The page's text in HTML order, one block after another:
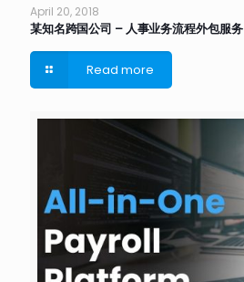
April 20, 2018
某知名跨国公司 – 人事业务流程外包服务
Read more